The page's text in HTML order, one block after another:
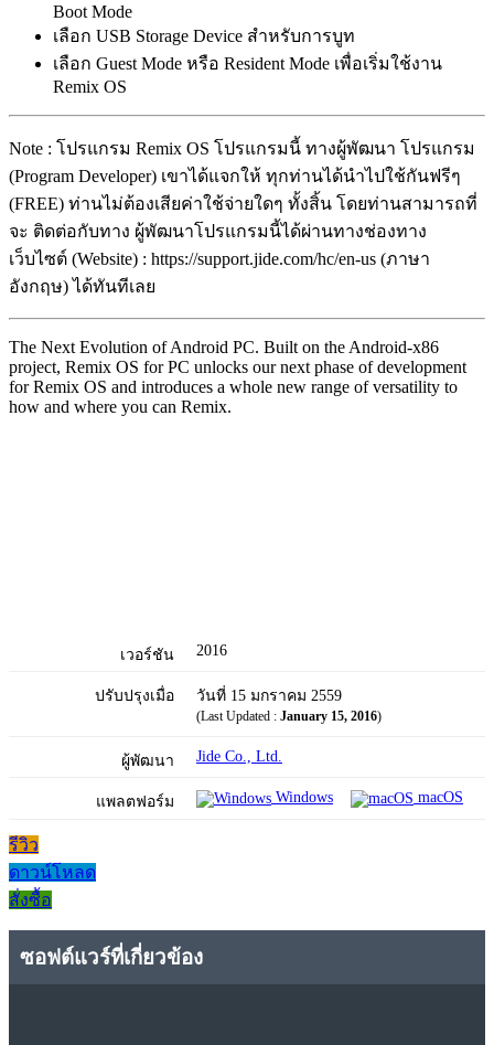
Boot Mode
เลือก USB Storage Device สำหรับการบูท
เลือก Guest Mode หรือ Resident Mode เพื่อเริ่มใช้งาน
Remix OS
Note : โปรแกรม Remix OS โปรแกรมนี้ ทางผู้พัฒนา โปรแกรม
(Program Developer) เขาได้แจกให้ ทุกท่านได้นำไปใช้กันฟรีๆ
(FREE) ท่านไม่ต้องเสียค่าใช้จ่ายใดๆ ทั้งสิ้น โดยท่านสามารถที่
จะ ติดต่อกับทาง ผู้พัฒนาโปรแกรมนี้ได้ผ่านทางช่องทาง
เว็บไซต์ (Website) : https://support.jide.com/hc/en-us (ภาษา
อังกฤษ) ได้ทันทีเลย
The Next Evolution of Android PC. Built on the Android-x86
project, Remix OS for PC unlocks our next phase of development
for Remix OS and introduces a whole new range of versatility to
how and where you can Remix.
เวอร์ชัน 2016
ปรับปรุงเมื่อ วันที่ 15 มกราคม 2559
(Last Updated : January 15, 2016)
ผู้พัฒนา Jide Co., Ltd.
แพลตฟอร์ม Windows macOS
รีวิว
ดาวน์โหลด
สั่งซื้อ
ซอฟต์แวร์ที่เกี่ยวข้อง